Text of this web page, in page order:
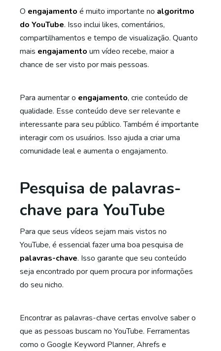
O engajamento é muito importante no algoritmo
do YouTube. Isso inclui likes, comentários,
compartilhamentos e tempo de visualização. Quanto
mais engajamento um vídeo recebe, maior a
chance de ser visto por mais pessoas.
Para aumentar o engajamento, crie conteúdo de
qualidade. Esse conteúdo deve ser relevante e
interessante para seu público. Também é importante
interagir com os usuários. Isso ajuda a criar uma
comunidade leal e aumenta o engajamento.
Pesquisa de palavras-
chave para YouTube
Para que seus vídeos sejam mais vistos no
YouTube, é essencial fazer uma boa pesquisa de
palavras-chave. Isso garante que seu conteúdo
seja encontrado por quem procura por informações
do seu nicho.
Encontrar as palavras-chave certas envolve saber o
que as pessoas buscam no YouTube. Ferramentas
como o Google Keyword Planner, Ahrefs e